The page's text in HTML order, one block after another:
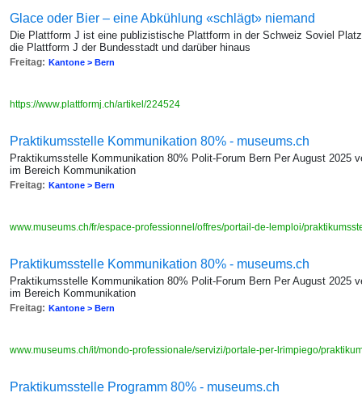
Glace oder Bier – eine Abkühlung «schlägt» niemand
Die Plattform J ist eine publizistische Plattform in der Schweiz Soviel
die Plattform J der Bundesstadt und darüber hinaus
Freitag: Kantone > Bern
https://www.plattformj.ch/artikel/224524
Praktikumsstelle Kommunikation 80% - museums.ch
Praktikumsstelle Kommunikation 80% Polit-Forum Bern Per August 2025
im Bereich Kommunikation
Freitag: Kantone > Bern
www.museums.ch/fr/espace-professionnel/offres/portail-de-lemploi/
Praktikumsstelle Kommunikation 80% - museums.ch
Praktikumsstelle Kommunikation 80% Polit-Forum Bern Per August 2025
im Bereich Kommunikation
Freitag: Kantone > Bern
www.museums.ch/it/mondo-professionale/servizi/portale-per-lrimpiego/
Praktikumsstelle Programm 80% - museums.ch